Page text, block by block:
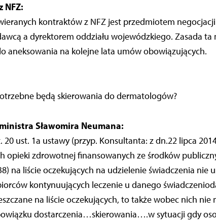
NFZ:
kontraktów z NFZ jest przedmiotem
a dyrektorem oddziału wojewódzkiego. Zasada ta
aneksowania na kolejne lata umów obowiązujących.
będą skierowania do dermatologów?
Sławomira Neumana:
20 ust. 1a ustawy (przyp. Konsultanta: z dn.22 lipca
opieki zdrowotnej finansowanych ze środków
na liście oczekujących na udzielenie świadczenia nie
kontynuujących leczenie u danego
na liście oczekujących, to także wobec nich nie
dostarczenia…skierowania….w sytuacji gdy